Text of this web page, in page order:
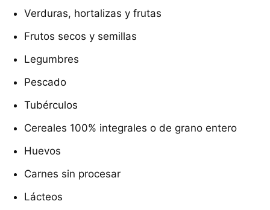
Verduras, hortalizas y frutas
Frutos secos y semillas
Legumbres
Pescado
Tubérculos
Cereales 100% integrales o de grano entero
Huevos
Carnes sin procesar
Lácteos